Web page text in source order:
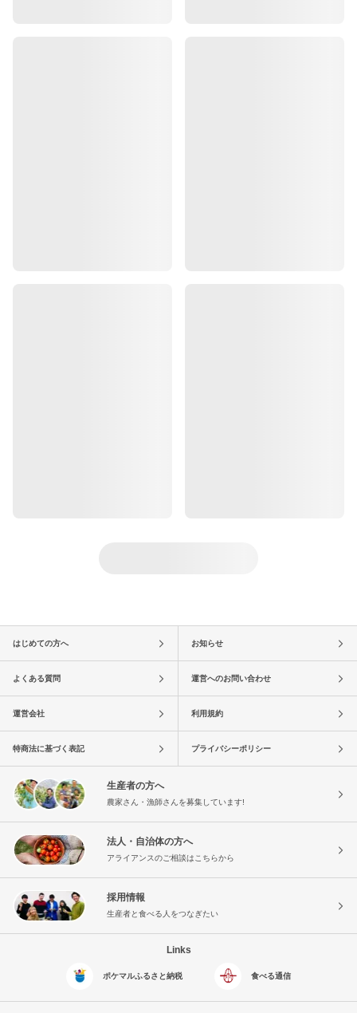
はじめての方へ お知らせ
よくある質問 運営へのお問い合わせ
運営会社 利用規約
特商法に基づく表記 プライバシーポリシー
生産者の方へ
農家さん・漁師さんを募集しています!
法人・自治体の方へ
アライアンスのご相談はこちらから
採用情報
生産者と食べる人をつなぎたい
Links
ポケマルふるさと納税 食べる通信